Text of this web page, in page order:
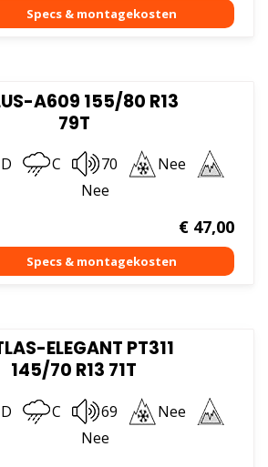
A609 155/80 R13
79T
D C 70
Nee
Nee
€47,00
ELEGANT PT311
145/70 R13 71T
D C 69
Nee
Nee